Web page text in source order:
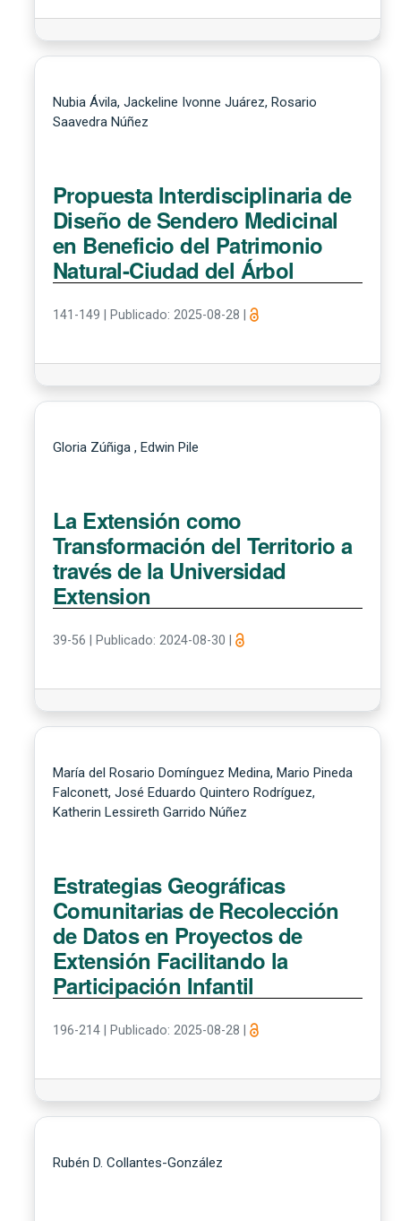
Nubia Ávila, Jackeline Ivonne Juárez, Rosario
Saavedra Núñez
Propuesta Interdisciplinaria de
Diseño de Sendero Medicinal
en Beneficio del Patrimonio
Natural-Ciudad del Árbol
141-149 Publicado: 2025-08-28
Gloria Zúñiga , Edwin Pile
La Extensión como
Transformación del Territorio a
través de la Universidad
Extension
39-56 Publicado: 2024-08-30
María del Rosario Domínguez Medina, Mario Pineda
Falconett, José Eduardo Quintero Rodríguez,
Katherin Lessireth Garrido Núñez
Estrategias Geográficas
Comunitarias de Recolección
de Datos en Proyectos de
Extensión Facilitando la
Participación Infantil
196-214 Publicado: 2025-08-28
Rubén D. Collantes-González